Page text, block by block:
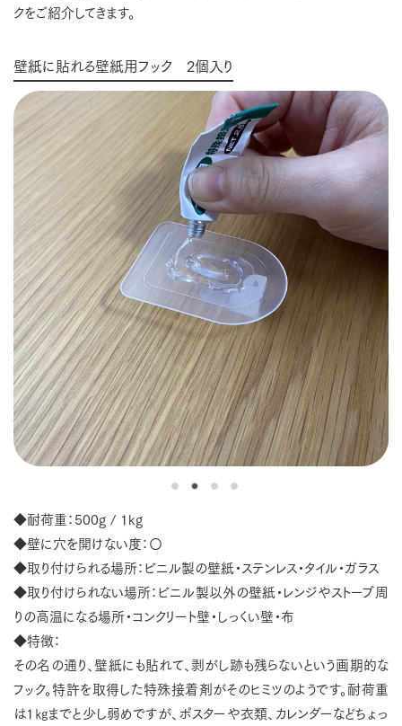
クをご紹介してきます。
壁紙に貼れる壁紙用フック 2個入り
◆耐荷重：500g / 1kg
◆壁に穴を開けない度：〇
◆取り付けられる場所：ビニル製の壁紙・ステンレス・タイル・ガラス
◆取り付けられない場所：ビニル製以外の壁紙・レンジやストーブ周
りの高温になる場所・コンクリート壁・しっくい壁・布
◆特徴：
その名の通り、壁紙にも貼れて、剥がし跡も残らないという画期的な
フック。特許を取得した特殊接着剤がそのヒミツのようです。耐荷重
は1㎏までと少し弱めですが、ポスターや衣類、カレンダーなどちょっ